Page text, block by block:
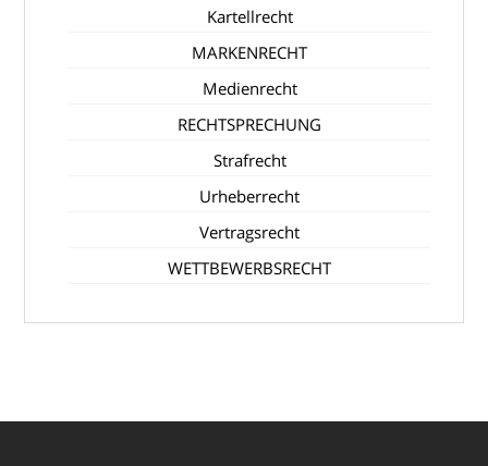
Kartellrecht
MARKENRECHT
Medienrecht
RECHTSPRECHUNG
Strafrecht
Urheberrecht
Vertragsrecht
WETTBEWERBSRECHT